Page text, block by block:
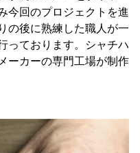
今回のプロジェクトを進
の後に熟練した職人が一
っております。シャチハ
ーカーの専門工場が制作